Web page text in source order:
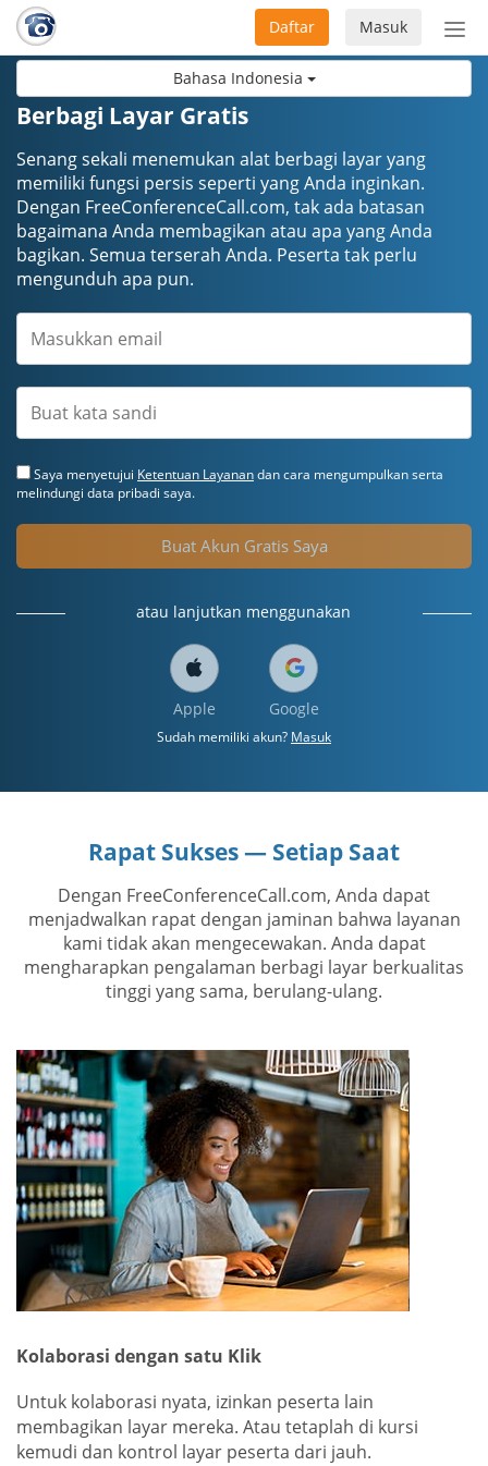
Bahasa Indonesia
Masuk
Daftar
Berbagi Layar Gratis
Senang sekali menemukan alat berbagi layar yang
memiliki fungsi persis seperti yang Anda inginkan.
Dengan FreeConferenceCall.com, tak ada batasan
bagaimana Anda membagikan atau apa yang Anda
bagikan. Semua terserah Anda. Peserta tak perlu
mengunduh apa pun.
Saya menyetujui Ketentuan Layanandan cara mengumpulkan serta
melindungi data pribadi saya.
Buat Akun Gratis Saya
atau lanjutkan menggunakan
Apple Google
Sudah memiliki akun? Masuk
Rapat Sukses — Setiap Saat
Dengan FreeConferenceCall.com, Anda dapat
menjadwalkan rapat dengan jaminan bahwa layanan
kami tidak akan mengecewakan. Anda dapat
mengharapkan pengalaman berbagi layar berkualitas
tinggi yang sama, berulang-ulang.
Kolaborasi dengan satu Klik
Untuk kolaborasi nyata, izinkan peserta lain
membagikan layar mereka. Atau tetaplah di kursi
kemudi dan kontrol layar peserta dari jauh.